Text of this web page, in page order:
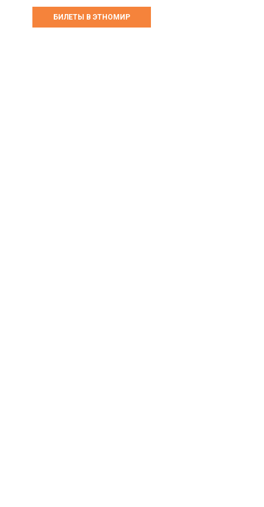
БИЛЕТЫ В ЭТНОМИР